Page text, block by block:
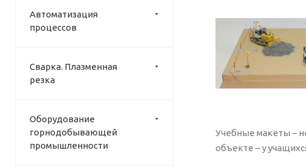
Автоматизация
процессов
Сварка. Плазменная
резка
Оборудование
горнодобывающей
промышленности
Учебные макеты –
объекте – у